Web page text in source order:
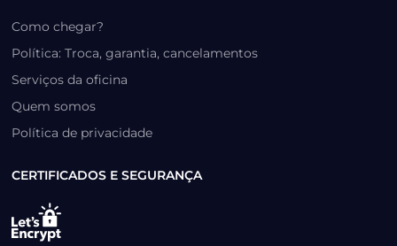
Como chegar?
Política: Troca, garantia, cancelamentos
Serviços da oficina
Quem somos
Política de privacidade
CERTIFICADOS E SEGURANÇA